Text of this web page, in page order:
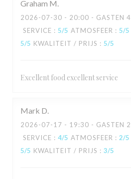
Graham M
2026-07-30 - 20:00 - GASTEN 4
SERVICE : 5/5 ATMOSFEER : 5/5
5/5 KWALITEIT / PRIJS : 5/5
Excellent food excellent service
Mark D
2026-07-17 - 19:30 - GASTEN 2
SERVICE : 4/5 ATMOSFEER : 2/5
5/5 KWALITEIT / PRIJS : 3/5